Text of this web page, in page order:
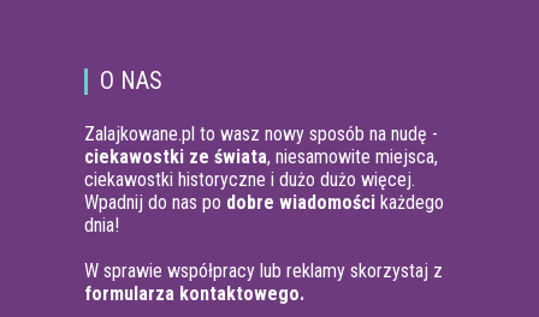
O NAS
Zalajkowane.pl to wasz nowy sposób na nudę -
ciekawostki ze świata, niesamowite miejsca,
ciekawostki historyczne i dużo dużo więcej.
Wpadnij do nas po dobre wiadomości każdego
dnia!
W sprawie współpracy lub reklamy skorzystaj z
formularza kontaktowego.